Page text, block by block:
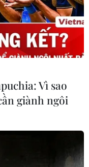
độ
Vì sao
giành ngôi